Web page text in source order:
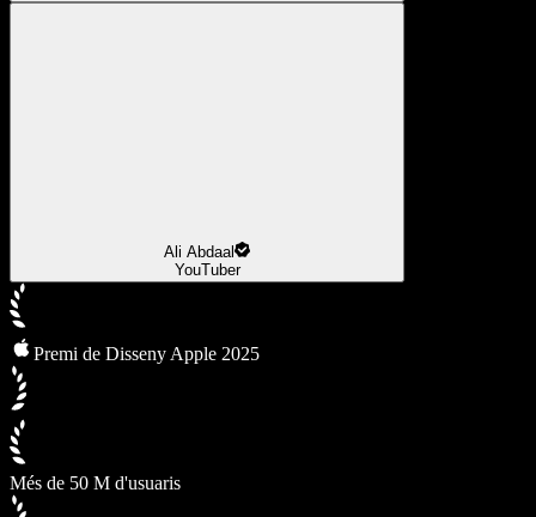
Ali Abdaal
YouTuber
Premi de Disseny Apple 2025
Més de 50 M d'usuaris